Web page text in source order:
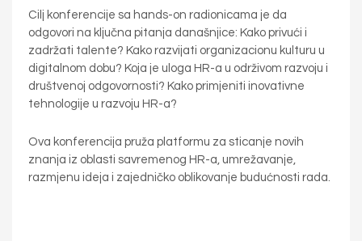
Cilj konferencije sa hands-on radionicama je da
odgovori na ključna pitanja današnjice: Kako privući i
zadržati talente? Kako razvijati organizacionu kulturu u
digitalnom dobu? Koja je uloga HR-a u održivom razvoju i
društvenoj odgovornosti? Kako primjeniti inovativne
tehnologije u razvoju HR-a?
Ova konferencija pruža platformu za sticanje novih
znanja iz oblasti savremenog HR-a, umrežavanje,
razmjenu ideja i zajedničko oblikovanje budućnosti rada.